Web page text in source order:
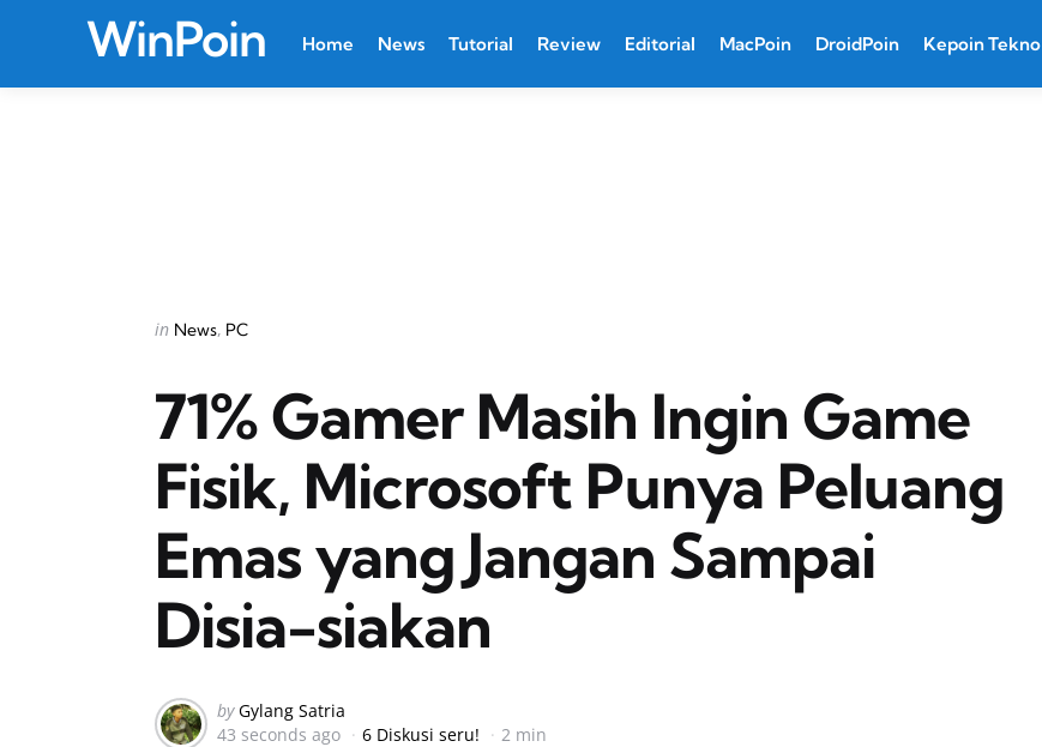
WinPoin Home News Tutorial Review Editorial MacPoin DroidPoin Kepoin Tekno
Categories
Posted
in News PC
71% Gamer Masih Ingin Game
Fisik, Microsoft Punya Peluang
Emas yang Jangan Sampai
Disia-siakan
Posted
by
by Gylang Satria
43 seconds ago
6 Diskusi seru! 2 min